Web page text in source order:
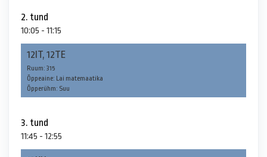
2. tund
10:05 - 11:15
12IT, 12TE
Ruum: 315
Õppeaine: Lai matemaatika
Õpperühm: Suu
3. tund
11:45 - 12:55